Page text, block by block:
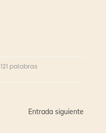
121 palabras
Entrada siguiente